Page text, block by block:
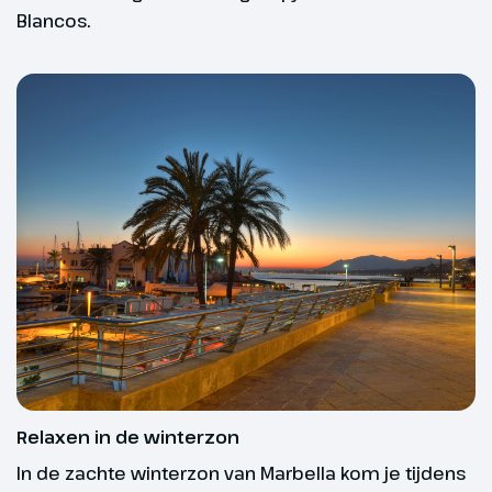
Blancos.
Relaxen in de winterzon
In de zachte winterzon van Marbella kom je tijdens
gezellige wijnproeverij. De entree
is voor eigen rekening, maar
denk hierbij aan gemiddeld €50
per excursie.
Overige activiteiten
Voor wie ook buiten het
groepsprogramma actief wil
blijven: het complex beschikt
omgeving en naast het hotel is
een fietsverhuurbedrijf. Verder
weken voor vertrek zullen worden verstuurd.